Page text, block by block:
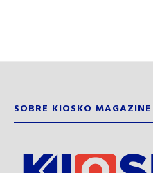
SOBRE KIOSKO MAGAZINE